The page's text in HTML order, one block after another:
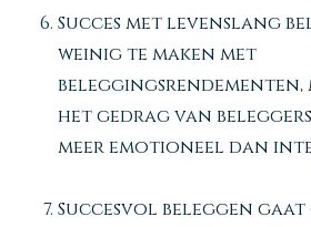
Succes met levenslang
weinig te maken met
beleggingsrendementen,
het gedrag van
meer emotioneel dan
Succesvol beleggen gaat